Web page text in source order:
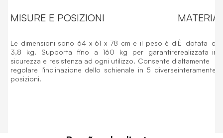
MISURE E POSIZIONI
Le dimensioni sono 64 x 61 x 78 cm e il peso è di
3,8 kg. Supporta fino a 160 kg per garantire
sicurezza e resistenza ad ogni utilizzo. Consente di
regolare l'inclinazione dello schienale in 5 diverse
posizioni.
È dotata di
realizzata in
altamente
interamente